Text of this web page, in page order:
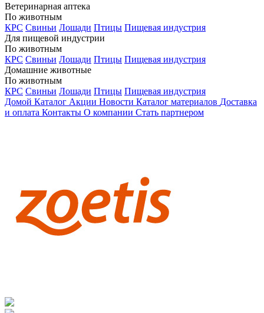
Ветеринарная аптека
По животным
КРС Свиньи Лошади Птицы Пищевая индустрия
Для пищевой индустрии
По животным
КРС Свиньи Лошади Птицы Пищевая индустрия
Домашние животные
По животным
КРС Свиньи Лошади Птицы Пищевая индустрия
Домой Каталог Акции Новости Каталог материалов Доставка
и оплата Контакты О компании Стать партнером